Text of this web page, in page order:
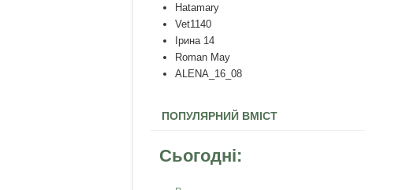
Hatamary
Vet1140
Ірина 14
Roman May
ALENA_16_08
ПОПУЛЯРНИЙ ВМІСТ
Сьогодні: